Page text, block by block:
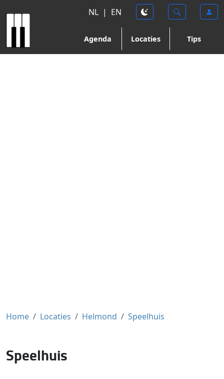
NL | EN
Agenda Locaties Tips
Home Locaties Helmond Speelhuis
Speelhuis